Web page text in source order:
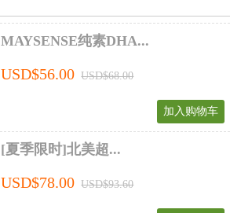
MAYSENSE纯素DHA...
USD$56.00 USD$68.00
加入购物车
[夏季限时]北美超...
USD$78.00 USD$93.60